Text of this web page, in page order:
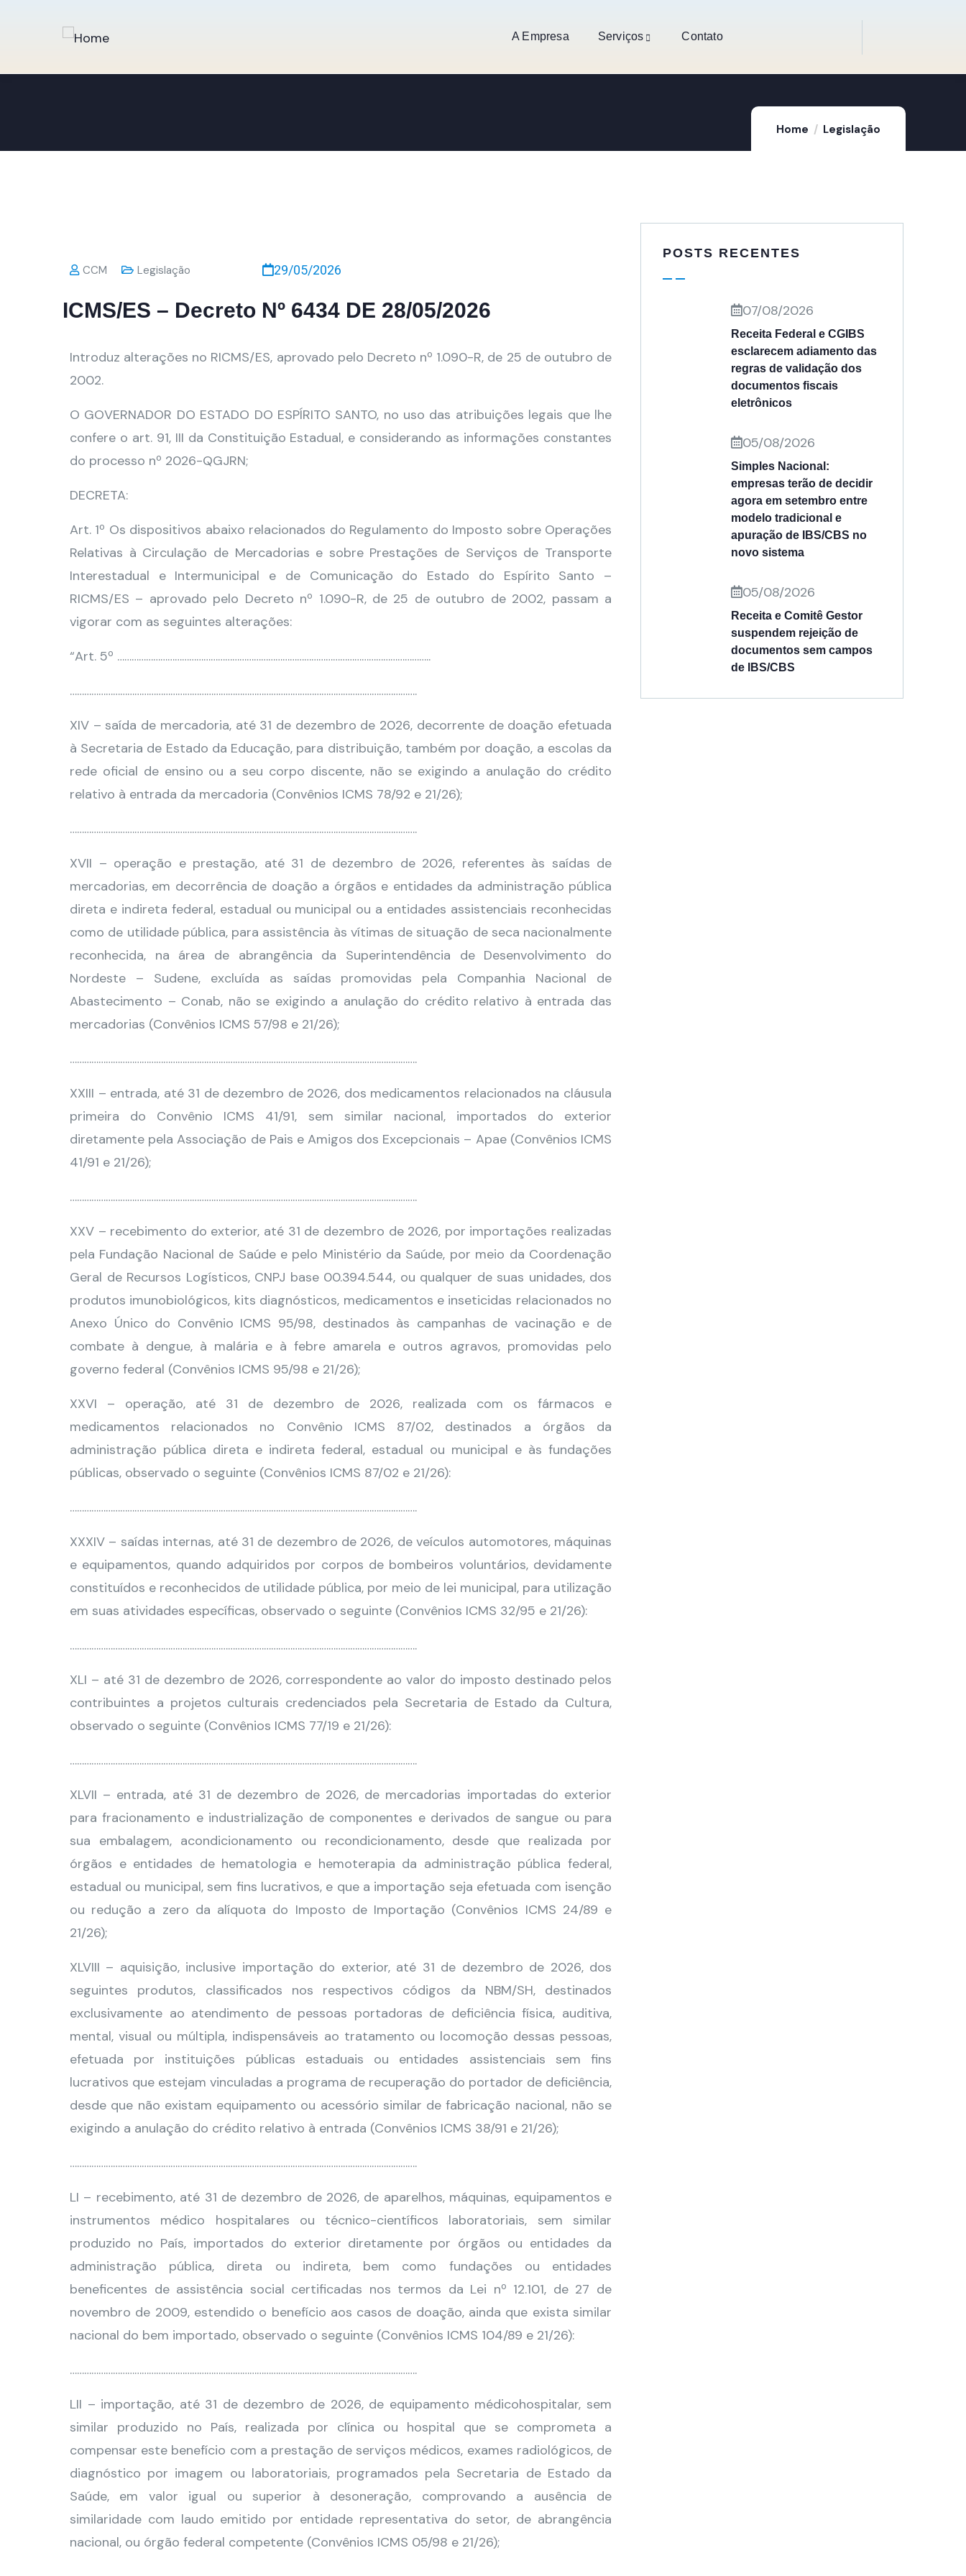
A Empresa Serviços Contato
Home Legislação
CCM Legislação 29/05/2026
ICMS/ES – Decreto Nº 6434 DE 28/05/2026
Introduz alterações no RICMS/ES, aprovado pelo Decreto nº 1.090-R, de 25 de outubro de
2002.
O GOVERNADOR DO ESTADO DO ESPÍRITO SANTO, no uso das atribuições legais que lhe
confere o art. 91, III da Constituição Estadual, e considerando as informações constantes
do processo nº 2026-QGJRN;
DECRETA:
Art. 1º Os dispositivos abaixo relacionados do Regulamento do Imposto sobre Operações
Relativas à Circulação de Mercadorias e sobre Prestações de Serviços de Transporte
Interestadual e Intermunicipal e de Comunicação do Estado do Espírito Santo –
RICMS/ES – aprovado pelo Decreto nº 1.090-R, de 25 de outubro de 2002, passam a
vigorar com as seguintes alterações:
“Art. 5º …………………………………………………………………………………………………………………..
……………………………………………………………………………………………………………………………….
XIV – saída de mercadoria, até 31 de dezembro de 2026, decorrente de doação efetuada
à Secretaria de Estado da Educação, para distribuição, também por doação, a escolas da
rede oficial de ensino ou a seu corpo discente, não se exigindo a anulação do crédito
relativo à entrada da mercadoria (Convênios ICMS 78/92 e 21/26);
……………………………………………………………………………………………………………………………….
XVII – operação e prestação, até 31 de dezembro de 2026, referentes às saídas de
mercadorias, em decorrência de doação a órgãos e entidades da administração pública
direta e indireta federal, estadual ou municipal ou a entidades assistenciais reconhecidas
como de utilidade pública, para assistência às vítimas de situação de seca nacionalmente
reconhecida, na área de abrangência da Superintendência de Desenvolvimento do
Nordeste – Sudene, excluída as saídas promovidas pela Companhia Nacional de
Abastecimento – Conab, não se exigindo a anulação do crédito relativo à entrada das
mercadorias (Convênios ICMS 57/98 e 21/26);
……………………………………………………………………………………………………………………………….
XXIII – entrada, até 31 de dezembro de 2026, dos medicamentos relacionados na cláusula
primeira do Convênio ICMS 41/91, sem similar nacional, importados do exterior
diretamente pela Associação de Pais e Amigos dos Excepcionais – Apae (Convênios ICMS
41/91 e 21/26);
……………………………………………………………………………………………………………………………….
XXV – recebimento do exterior, até 31 de dezembro de 2026, por importações realizadas
pela Fundação Nacional de Saúde e pelo Ministério da Saúde, por meio da Coordenação
Geral de Recursos Logísticos, CNPJ base 00.394.544, ou qualquer de suas unidades, dos
produtos imunobiológicos, kits diagnósticos, medicamentos e inseticidas relacionados no
Anexo Único do Convênio ICMS 95/98, destinados às campanhas de vacinação e de
combate à dengue, à malária e à febre amarela e outros agravos, promovidas pelo
governo federal (Convênios ICMS 95/98 e 21/26);
XXVI – operação, até 31 de dezembro de 2026, realizada com os fármacos e
medicamentos relacionados no Convênio ICMS 87/02, destinados a órgãos da
administração pública direta e indireta federal, estadual ou municipal e às fundações
públicas, observado o seguinte (Convênios ICMS 87/02 e 21/26):
……………………………………………………………………………………………………………………………….
XXXIV – saídas internas, até 31 de dezembro de 2026, de veículos automotores, máquinas
e equipamentos, quando adquiridos por corpos de bombeiros voluntários, devidamente
constituídos e reconhecidos de utilidade pública, por meio de lei municipal, para utilização
em suas atividades específicas, observado o seguinte (Convênios ICMS 32/95 e 21/26):
……………………………………………………………………………………………………………………………….
XLI – até 31 de dezembro de 2026, correspondente ao valor do imposto destinado pelos
contribuintes a projetos culturais credenciados pela Secretaria de Estado da Cultura,
observado o seguinte (Convênios ICMS 77/19 e 21/26):
……………………………………………………………………………………………………………………………….
XLVII – entrada, até 31 de dezembro de 2026, de mercadorias importadas do exterior
para fracionamento e industrialização de componentes e derivados de sangue ou para
sua embalagem, acondicionamento ou recondicionamento, desde que realizada por
órgãos e entidades de hematologia e hemoterapia da administração pública federal,
estadual ou municipal, sem fins lucrativos, e que a importação seja efetuada com isenção
ou redução a zero da alíquota do Imposto de Importação (Convênios ICMS 24/89 e
21/26);
XLVIII – aquisição, inclusive importação do exterior, até 31 de dezembro de 2026, dos
seguintes produtos, classificados nos respectivos códigos da NBM/SH, destinados
exclusivamente ao atendimento de pessoas portadoras de deficiência física, auditiva,
mental, visual ou múltipla, indispensáveis ao tratamento ou locomoção dessas pessoas,
efetuada por instituições públicas estaduais ou entidades assistenciais sem fins
lucrativos que estejam vinculadas a programa de recuperação do portador de deficiência,
desde que não existam equipamento ou acessório similar de fabricação nacional, não se
exigindo a anulação do crédito relativo à entrada (Convênios ICMS 38/91 e 21/26);
……………………………………………………………………………………………………………………………….
LI – recebimento, até 31 de dezembro de 2026, de aparelhos, máquinas, equipamentos e
instrumentos médico hospitalares ou técnico-científicos laboratoriais, sem similar
produzido no País, importados do exterior diretamente por órgãos ou entidades da
administração pública, direta ou indireta, bem como fundações ou entidades
beneficentes de assistência social certificadas nos termos da Lei nº 12.101, de 27 de
novembro de 2009, estendido o benefício aos casos de doação, ainda que exista similar
nacional do bem importado, observado o seguinte (Convênios ICMS 104/89 e 21/26):
……………………………………………………………………………………………………………………………….
LII – importação, até 31 de dezembro de 2026, de equipamento médicohospitalar, sem
similar produzido no País, realizada por clínica ou hospital que se comprometa a
compensar este benefício com a prestação de serviços médicos, exames radiológicos, de
diagnóstico por imagem ou laboratoriais, programados pela Secretaria de Estado da
Saúde, em valor igual ou superior à desoneração, comprovando a ausência de
similaridade com laudo emitido por entidade representativa do setor, de abrangência
nacional, ou órgão federal competente (Convênios ICMS 05/98 e 21/26);
POSTS RECENTES
07/08/2026
Receita Federal e CGIBS
esclarecem adiamento das
regras de validação dos
documentos fiscais
eletrônicos
05/08/2026
Simples Nacional:
empresas terão de decidir
agora em setembro entre
modelo tradicional e
apuração de IBS/CBS no
novo sistema
05/08/2026
Receita e Comitê Gestor
suspendem rejeição de
documentos sem campos
de IBS/CBS